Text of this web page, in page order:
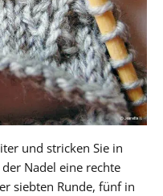
und stricken Sie in
Nadel eine rechte
siebten Runde, fünf in